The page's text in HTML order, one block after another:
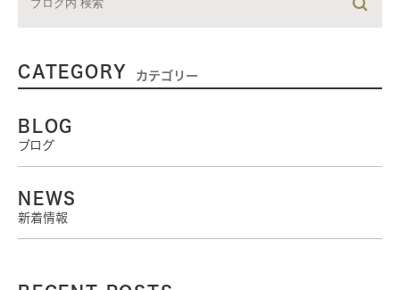
CATEGORY カテゴリー
BLOG
ブログ
NEWS
新着情報